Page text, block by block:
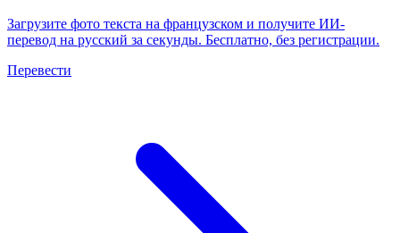
Загрузите фото текста на французском и получите ИИ-
перевод на русский за секунды. Бесплатно, без регистрации.
Перевести